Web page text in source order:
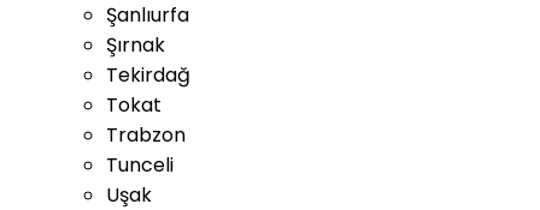
Şanlıurfa
Şırnak
Tekirdağ
Tokat
Trabzon
Tunceli
Uşak